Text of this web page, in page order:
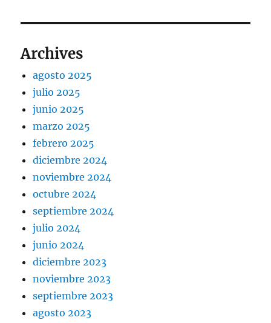
Archives
agosto 2025
julio 2025
junio 2025
marzo 2025
febrero 2025
diciembre 2024
noviembre 2024
octubre 2024
septiembre 2024
julio 2024
junio 2024
diciembre 2023
noviembre 2023
septiembre 2023
agosto 2023